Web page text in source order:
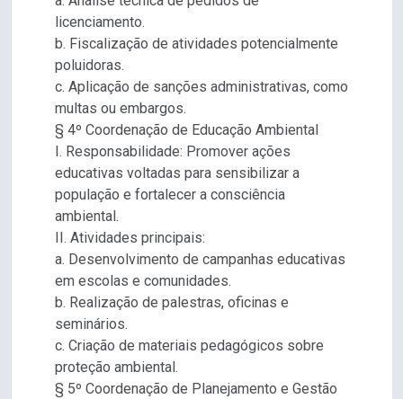
licenciamento.
b. Fiscalização de atividades potencialmente
poluidoras.
c. Aplicação de sanções administrativas, como
multas ou embargos.
§ 4º Coordenação de Educação Ambiental
I. Responsabilidade: Promover ações
educativas voltadas para sensibilizar a
população e fortalecer a consciência
ambiental.
II. Atividades principais:
a. Desenvolvimento de campanhas educativas
em escolas e comunidades.
b. Realização de palestras, oficinas e
seminários.
c. Criação de materiais pedagógicos sobre
proteção ambiental.
§ 5º Coordenação de Planejamento e Gestão